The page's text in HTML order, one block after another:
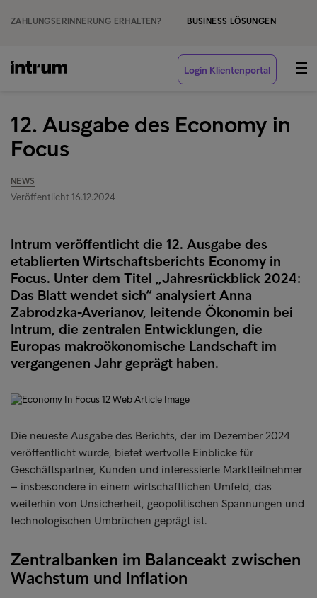
ZAHLUNGSERINNERUNG ERHALTEN? BUSINESS LÖSUNGEN
Login Klientenportal
12. Ausgabe des Economy in
Focus
NEWS
Veröffentlicht 16.12.2024
Intrum veröffentlicht die 12. Ausgabe des
etablierten Wirtschaftsberichts Economy in
Focus. Unter dem Titel „Jahresrückblick 2024:
Das Blatt wendet sich“ analysiert Anna
Zabrodzka-Averianov, leitende Ökonomin bei
Intrum, die zentralen Entwicklungen, die
Europas makroökonomische Landschaft im
vergangenen Jahr geprägt haben.
Die neueste Ausgabe des Berichts, der im Dezember 2024
veröffentlicht wurde, bietet wertvolle Einblicke für
Geschäftspartner, Kunden und interessierte Marktteilnehmer
– insbesondere in einem wirtschaftlichen Umfeld, das
weiterhin von Unsicherheit, geopolitischen Spannungen und
technologischen Umbrüchen geprägt ist.
Zentralbanken im Balanceakt zwischen
Wachstum und Inflation